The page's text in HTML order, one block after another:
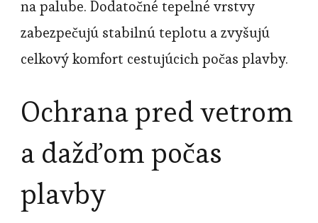
na palube. Dodatočné tepelné vrstvy
zabezpečujú stabilnú teplotu a zvyšujú
celkový komfort cestujúcich počas plavby.
Ochrana pred vetrom
a dažďom počas
plavby